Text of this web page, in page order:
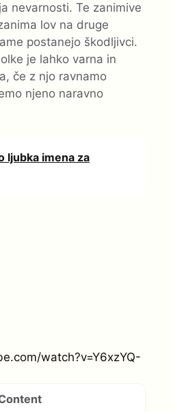
nevarnosti. Te zanimive
lov na druge
postanejo škodljivci.
je lahko varna in
če z njo ravnamo
njeno naravno
ljubka imena za
watch?v=Y6xzYQ-